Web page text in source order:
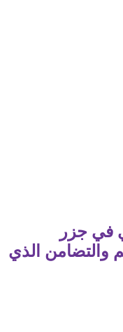
في جزر
والتضامن الذي